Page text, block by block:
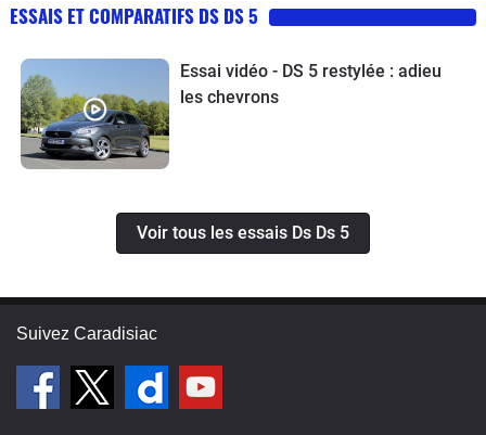
ESSAIS ET COMPARATIFS DS DS 5
Essai vidéo - DS 5 restylée : adieu
les chevrons
Voir tous les essais Ds Ds 5
Suivez Caradisiac